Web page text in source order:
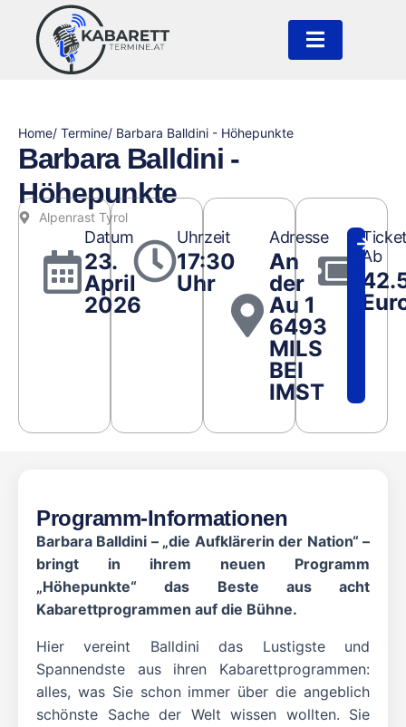
Home/ Termine/ Barbara Balldini - Höhepunkte
Barbara Balldini -
Höhepunkte
Alpenrast Tyrol
Datum
23.
April
2026
Uhrzeit
17:30
Uhr
Adresse
An
der
Au 1
6493
MILS
BEI
IMST
Ab
Programm-Informationen
Barbara Balldini – „die Aufklärerin der Nation“ –
bringt in ihrem neuen Programm
„Höhepunkte“ das Beste aus acht
Kabarettprogrammen auf die Bühne.
Hier vereint Balldini das Lustigste und
Spannendste aus ihren Kabarettprogrammen:
alles, was Sie schon immer über die angeblich
schönste Sache der Welt wissen wollten. Sie